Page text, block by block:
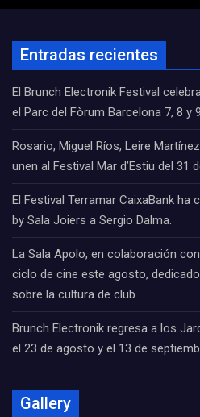
Entradas recientes
El Brunch Electronik Festival
el Parc del Fòrum Barcelona 7, 8 y
Rosario, Miguel Ríos, Leire
unen al Festival Mar d’Estiu del 31
El Festival Terramar CaixaBank ha
by Sala Joiers a Sergio Dalma.
La Sala Apolo, en colaboración
ciclo de cine este agosto,
sobre la cultura de club
Brunch Electronik regresa a los
el 23 de agosto y el 13 de
Gallery